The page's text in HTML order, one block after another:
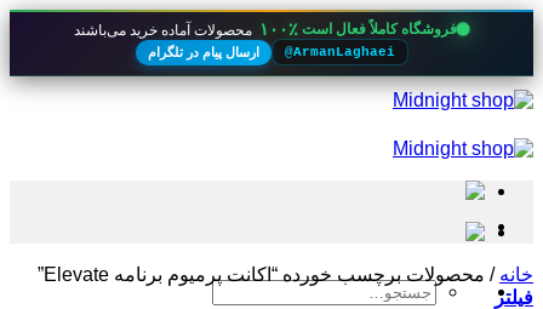
فروشگاه کاملاً فعال است ۱۰۰٪ محصولات آماده خرید می‌باشند
@ArmanLaghaei ارسال پیام در تلگرام
Skip
to
جستجو
خانه / محصولات برچسب خورده “اکانت پرمیوم برنامه Elevate”
فیلتر